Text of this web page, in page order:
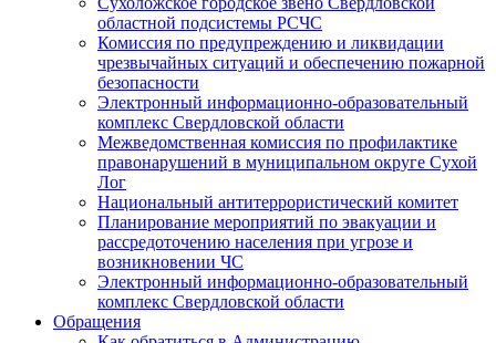
областной подсистемы РСЧС
Комиссия по предупреждению и ликвидации
чрезвычайных ситуаций и обеспечению пожарной
безопасности
Электронный информационно-образовательный
комплекс Cвердловской области
Межведомственная комиссия по профилактике
правонарушений в муниципальном округе Сухой
Лог
Национальный антитеррористический комитет
Планирование мероприятий по эвакуации и
рассредоточению населения при угрозе и
возникновении ЧС
Электронный информационно-образовательный
комплекс Свердловской области
Обращения